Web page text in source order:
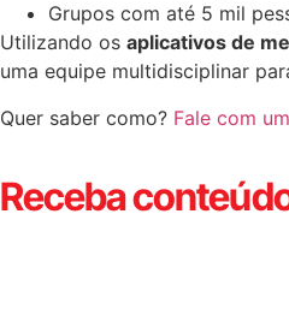
Grupos com até 5 mil
Utilizando os aplicativos de
uma equipe multidisciplinar
Quer saber como? Fale com
Receba